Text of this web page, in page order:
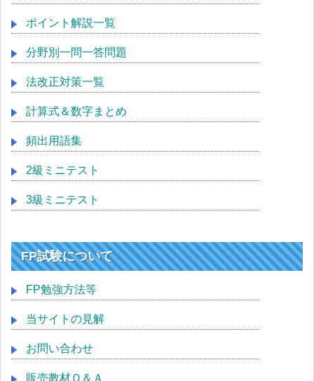
ポイント解説一覧
分野別一問一答問題
法改正対策一覧
計算式＆数字まとめ
頻出用語集
2級ミニテスト
3級ミニテスト
FP試験について
FP勉強方法等
当サイトの見解
お問い合わせ
販売教材Ｑ＆Ａ